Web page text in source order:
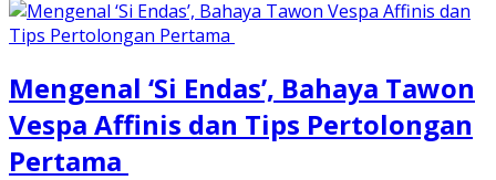
Mengenal ‘Si Endas’, Bahaya Tawon
Vespa Affinis dan Tips Pertolongan
Pertama